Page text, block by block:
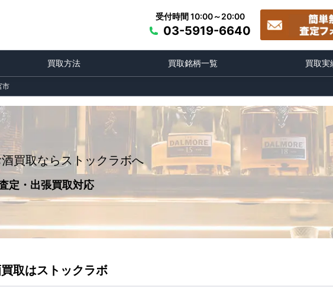
受付時間 10:00～20:00
03-5919-6640
買取方法 買取銘柄一覧 買取実
市
買取ならストックラボへ
定・出張買取対応
取はストックラボ